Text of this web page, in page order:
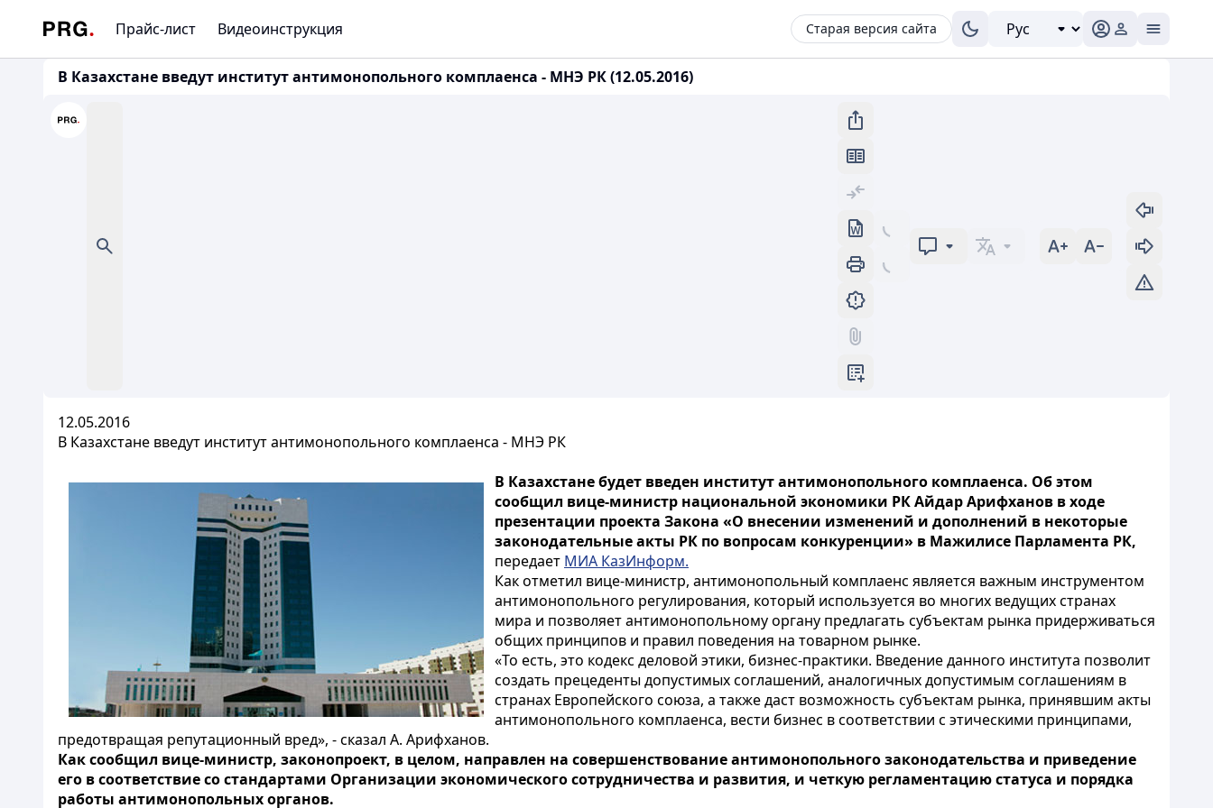
Прайс-лист Видеоинструкция Старая версия сайта
В Казахстане введут институт антимонопольного комплаенса - МНЭ РК (12.05.2016)
12.05.2016
В Казахстане введут институт антимонопольного комплаенса - МНЭ РК
В Казахстане будет введен институт антимонопольного комплаенса. Об этом
сообщил вице-министр национальной экономики РК Айдар Арифханов в ходе
презентации проекта Закона «О внесении изменений и дополнений в некоторые
законодательные акты РК по вопросам конкуренции» в Мажилисе Парламента РК,
передает МИА КазИнформ.
Как отметил вице-министр, антимонопольный комплаенс является важным инструментом
антимонопольного регулирования, который используется во многих ведущих странах
мира и позволяет антимонопольному органу предлагать субъектам рынка придерживаться
общих принципов и правил поведения на товарном рынке.
«То есть, это кодекс деловой этики, бизнес-практики. Введение данного института позволит
создать прецеденты допустимых соглашений, аналогичных допустимым соглашениям в
странах Европейского союза, а также даст возможность субъектам рынка, принявшим акты
антимонопольного комплаенса, вести бизнес в соответствии с этическими принципами,
предотвращая репутационный вред», - сказал А. Арифханов.
Как сообщил вице-министр, законопроект, в целом, направлен на совершенствование антимонопольного законодательства и приведение
его в соответствие со стандартами Организации экономического сотрудничества и развития, и четкую регламентацию статуса и порядка
работы антимонопольных органов.